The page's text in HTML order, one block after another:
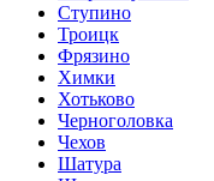
Ступино
Троицк
Фрязино
Химки
Хотьково
Черноголовка
Чехов
Шатура